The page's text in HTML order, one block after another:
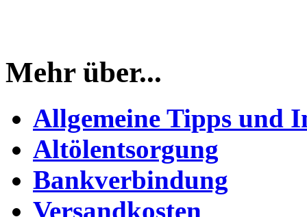
Mehr über...
Allgemeine Tipps und
Altölentsorgung
Bankverbindung
Versandkosten